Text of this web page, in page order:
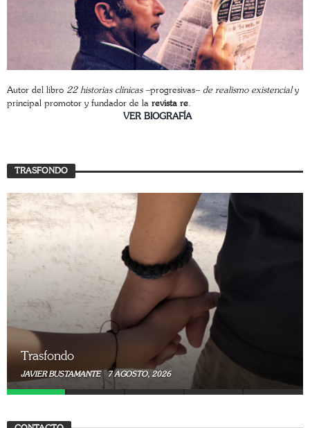
Autor del libro 22 historias clínicas –progresivas– de realismo existencialy
principal promotor y fundador de la revista re.
VER BIOGRAFÍA
TRASFONDO
Trasfondo
JAVIER BUSTAMANTE 7 AGOSTO, 2026